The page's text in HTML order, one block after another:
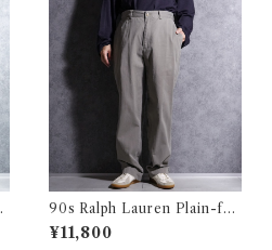
アメリカ製
90s Ralph Lauren Plain-fro
nt Chino Trousers PHILIP
PANT Gray ラルフローレン
¥11,800